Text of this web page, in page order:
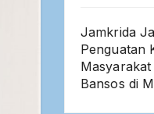
Jamkrida
Penguatan
Bansos di